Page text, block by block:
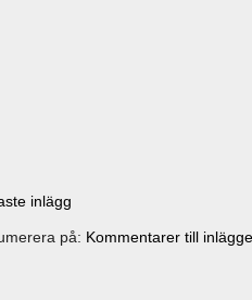
inlägg
på: Kommentarer till